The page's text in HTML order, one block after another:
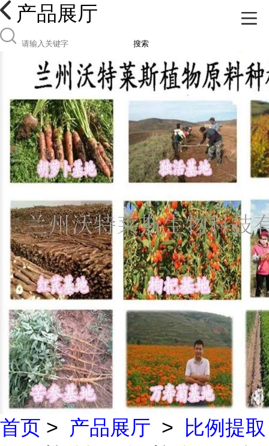
产品展厅
搜索
首页 > 产品展厅 >
比例提取